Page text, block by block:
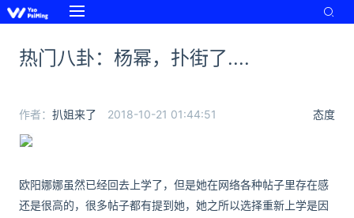
热门八卦：杨幂，扑街了....
态度
作者： 扒姐来了 2018-10-21 01:44:51
欧阳娜娜虽然已经回去上学了，但是她在网络各种帖子里存在感
还是很高的，很多帖子都有提到她，她之所以选择重新上学是因